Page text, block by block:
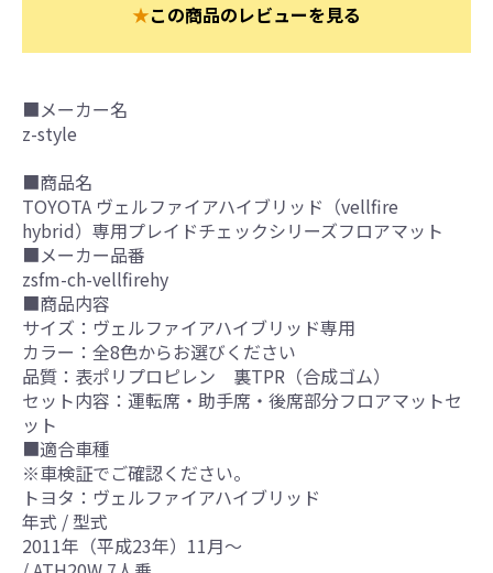
★この商品のレビューを見る
■メーカー名
z-style
■商品名
TOYOTA ヴェルファイアハイブリッド（vellfire
hybrid）専用プレイドチェックシリーズフロアマット
■メーカー品番
zsfm-ch-vellfirehy
■商品内容
サイズ：ヴェルファイアハイブリッド専用
カラー：全8色からお選びください
品質：表ポリプロピレン 裏TPR（合成ゴム）
セット内容：運転席・助手席・後席部分フロアマットセ
ット
■適合車種
※車検証でご確認ください。
トヨタ：ヴェルファイアハイブリッド
年式 / 型式
2011年（平成23年）11月～